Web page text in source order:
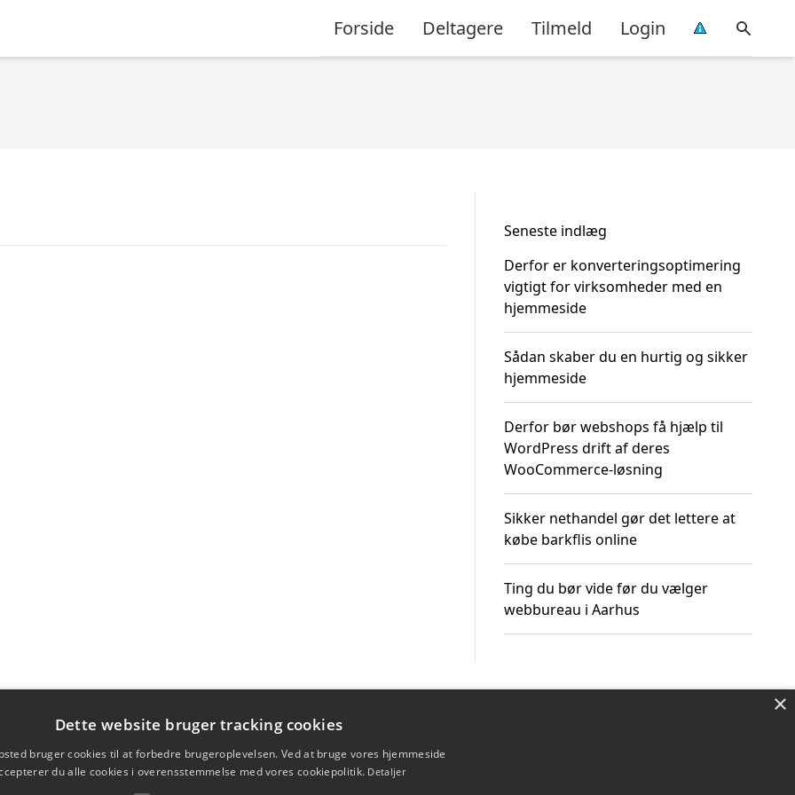
Forside Deltagere Tilmeld Login
Seneste indlæg
Derfor er konverteringsoptimering
vigtigt for virksomheder med en
hjemmeside
Sådan skaber du en hurtig og sikker
hjemmeside
Derfor bør webshops få hjælp til
WordPress drift af deres
WooCommerce-løsning
Sikker nethandel gør det lettere at
købe barkflis online
Ting du bør vide før du vælger
webbureau i Aarhus
×
Dette website bruger tracking cookies
bruger cookies til at forbedre brugeroplevelsen. Ved at bruge vores hjemmeside
du alle cookies i overensstemmelse med vores cookiepolitik. Detaljer